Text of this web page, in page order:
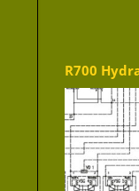
R700